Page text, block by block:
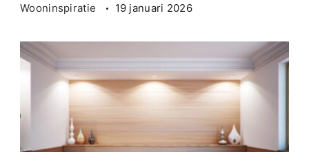
Wooninspiratie 19 januari 2026